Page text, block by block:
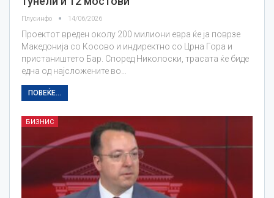
Плусинфо 14/06/2026
Проектот вреден околу 200 милиони евра ќе ја поврзе
Македонија со Косово и индиректно со Црна Гора и
пристаништето Бар. Според Николоски, трасата ќе биде
една од најсложените во…
ПОВЕЌЕ...
БИЗНИС